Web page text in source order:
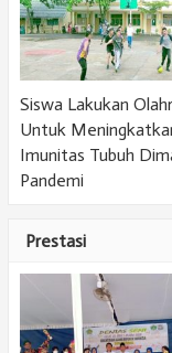
Siswa Lakukan
Untuk
Imunitas Tubuh
Pandemi
Prestasi